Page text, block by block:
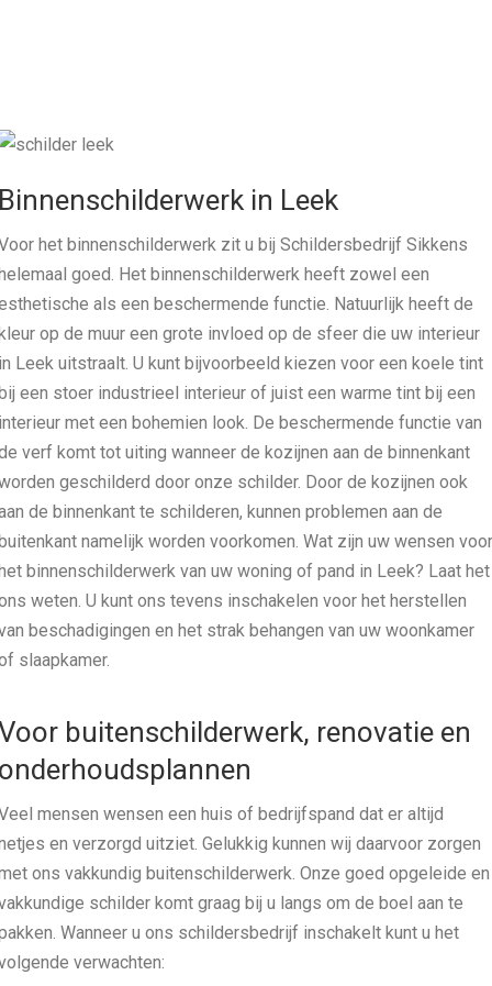
in Leek
het binnenschilderwerk zit u bij Schildersbedrijf Sikkens
goed. Het binnenschilderwerk heeft zowel een
als een beschermende functie. Natuurlijk heeft de
op de muur een grote invloed op de sfeer die uw interieur
Leek uitstraalt. U kunt bijvoorbeeld kiezen voor een koele tint
een stoer industrieel interieur of juist een warme tint bij een
met een bohemien look. De beschermende functie van
verf komt tot uiting wanneer de kozijnen aan de binnenkant
geschilderd door onze schilder. Door de kozijnen ook
de binnenkant te schilderen, kunnen problemen aan de
namelijk worden voorkomen. Wat zijn uw wensen voor
binnenschilderwerk van uw woning of pand in Leek? Laat het
weten. U kunt ons tevens inschakelen voor het herstellen
beschadigingen en het strak behangen van uw woonkamer
slaapkamer.
buitenschilderwerk, renovatie en
mensen wensen een huis of bedrijfspand dat er altijd
en verzorgd uitziet. Gelukkig kunnen wij daarvoor zorgen
ons vakkundig buitenschilderwerk. Onze goed opgeleide en
schilder komt graag bij u langs om de boel aan te
Wanneer u ons schildersbedrijf inschakelt kunt u het
verwachten: